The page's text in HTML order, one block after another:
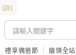
(詳)
禮享偶爸節 搶領全